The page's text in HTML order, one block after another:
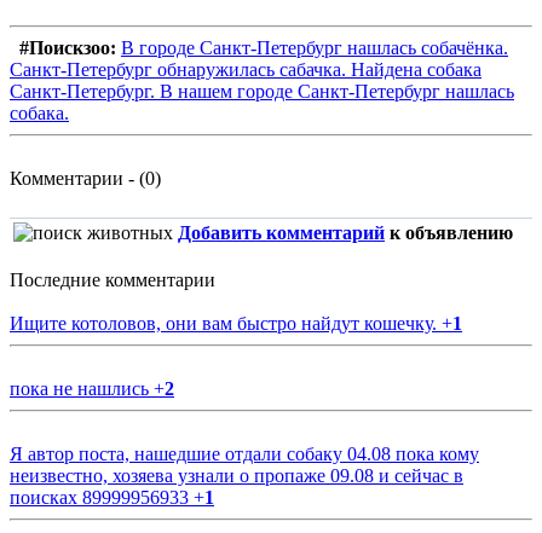
#Поискзоо: В городе Санкт-Петербург нашлась собачёнка.
Санкт-Петербург обнаружилась сабачка. Найдена собака
Санкт-Петербург. В нашем городе Санкт-Петербург нашлась
собака.
Комментарии - (0)
Добавить комментарий к объявлению
Последние комментарии
Ищите котоловов, они вам быстро найдут кошечку. +1
пока не нашлись +2
Я автор поста, нашедшие отдали собаку 04.08 пока кому
неизвестно, хозяева узнали о пропаже 09.08 и сейчас в
поисках 89999956933 +1